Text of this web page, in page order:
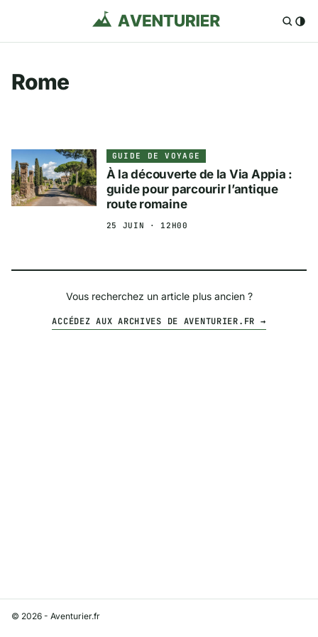
Rome
GUIDE DE VOYAGE
À la découverte de la Via Appia :
guide pour parcourir l’antique
route romaine
25 JUIN · 12H00
Vous recherchez un article plus ancien ?
ACCÉDEZ AUX ARCHIVES DE AVENTURIER.FR →
© 2026 - Aventurier.fr